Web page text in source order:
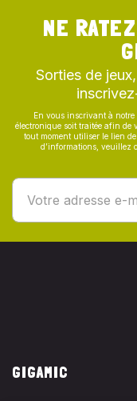
NE
Sorties de
En vous inscrivant à notre
électronique soit traitée afin de
tout moment utiliser le lien
d’informations, veuillez
GIGAMIC